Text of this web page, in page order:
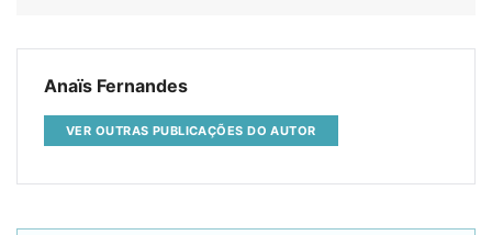
Anaïs Fernandes
VER OUTRAS PUBLICAÇÕES DO AUTOR